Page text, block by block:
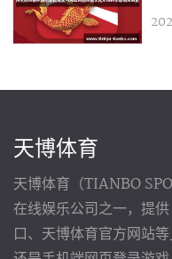
天博体育
天博体育（TIANBO
在线娱乐公司之一，提
口、天博体育官方网站